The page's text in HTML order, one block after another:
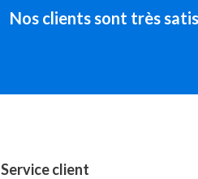
Nos clients sont très
Service client